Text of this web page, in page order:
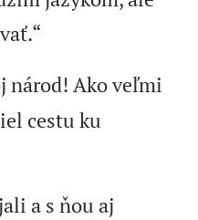
národ! Ako veľmi
cestu ku
a s ňou aj